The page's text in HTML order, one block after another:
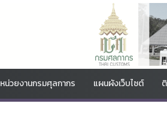
หน่วยงานกรมศุลกากร แผนผังเว็บไซต์